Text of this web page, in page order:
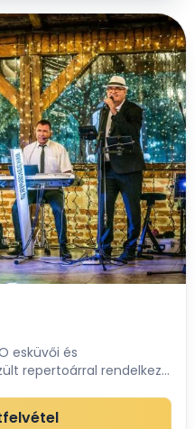
esküvői és
repertoárral rendelkezik
valamint
and roll-ok,...